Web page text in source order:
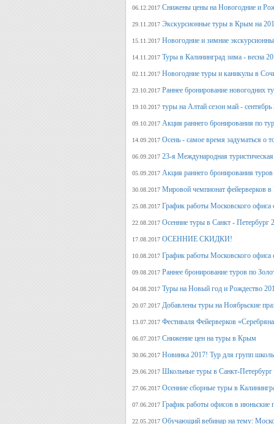
06.12.2017 Снижены цены на Новогодние и
29.11.2017 Экскурсионные туры в Крым на
15.11.2017 Новогодние и зимние
14.11.2017 Туры в Калининград зима - весна
02.11.2017 Новогодние туры и каникулы в
23.10.2017 Раннее бронирование новогодних
19.10.2017 туры на Алтай сезон май - сентябрь
09.10.2017 Акция раннего бронирования по
14.09.2017 Осень - самое время задуматься о
06.09.2017 23-я Международная
05.09.2017 Акция раннего бронирования
30.08.2017 Мировой чемпионат фейерверков в
25.08.2017 График работы Московского офиса
22.08.2017 Осенние туры в Санкт - Петербург
17.08.2017 ОСЕННИЕ СКИДКИ!
10.08.2017 График работы Московского офиса
09.08.2017 Раннее бронирование туров по
04.08.2017 Туры на Новый год и Рождество
20.07.2017 Добавлены туры на Ноябрьские
13.07.2017 Фестиваля Фейерверков
06.07.2017 Снижение цен на туры в Крым
30.06.2017 Новинка 2017! Тур для групп
29.06.2017 Школьные туры в Санкт-Петербург
27.06.2017 Осенние сборные туры в
07.06.2017 График работы офисов в июньские
22.05.2017 Обучающий вебинар на тему: